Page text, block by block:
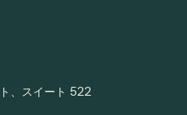
、スイート 522